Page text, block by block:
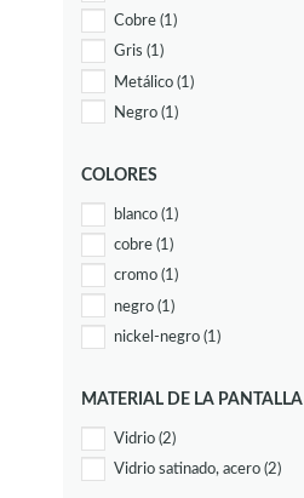
Cobre (1)
Gris (1)
Metálico (1)
Negro (1)
COLORES
blanco (1)
cobre (1)
cromo (1)
negro (1)
nickel-negro (1)
MATERIAL DE LA PANTALLA
Vidrio (2)
Vidrio satinado, acero (2)